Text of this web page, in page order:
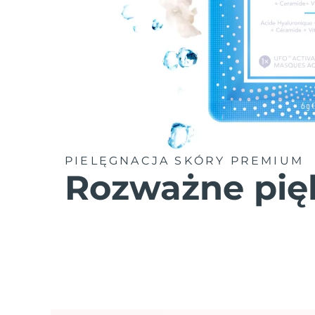
PIELĘGNACJA SKÓRY PREMIUM
Rozważne